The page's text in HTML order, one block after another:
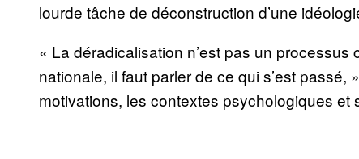
lourde tâche de déconstruction d’une
« La déradicalisation n’est pas un
nationale, il faut parler de ce qui s’est
motivations, les contextes psychologiques et